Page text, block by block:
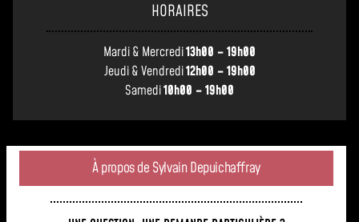
HORAIRES
Mardi & Mercredi13h00 – 19h00
Jeudi & Vendredi12h00 – 19h00
Samedi10h00 – 19h00
À propos de Sylvain Depuichaffray